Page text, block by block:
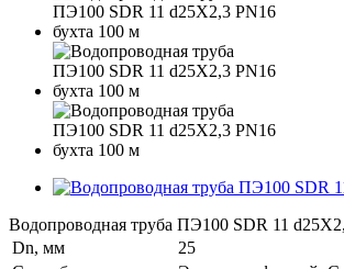
Водопроводная труба ПЭ100 SDR 11
Dn, мм
25